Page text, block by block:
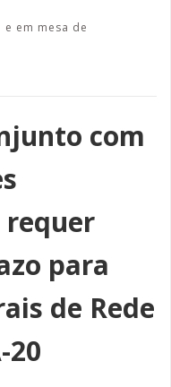
em mesa de
com
para
de Rede
20